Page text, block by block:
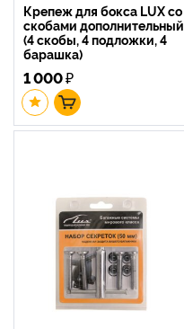
Крепеж для бокса LUX со
скобами дополнительный
(4 скобы, 4 подложки, 4
барашка)
1 000₽